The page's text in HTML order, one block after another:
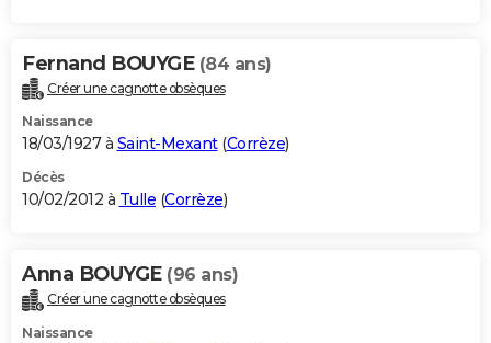
Fernand BOUYGE (84 ans)
Créer une cagnotte obsèques
Naissance
18/03/1927 à Saint-Mexant(Corrèze)
Décès
10/02/2012 à Tulle (Corrèze)
Anna BOUYGE (96 ans)
Créer une cagnotte obsèques
Naissance